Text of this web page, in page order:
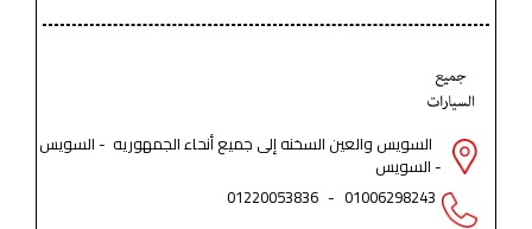
السويس والعين السخنه إلى جميع أنحاء الجمهوريه - السويس
- السويس
01006298243
-
01220053836